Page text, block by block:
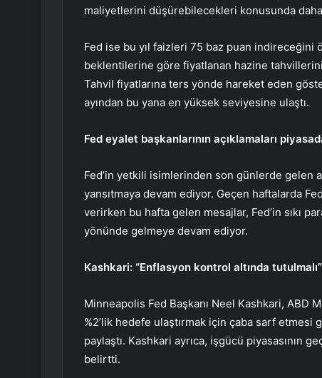
maliyetlerini düşürebilecekleri konusunda
Fed ise bu yıl faizleri 75 baz puan
beklentilerine göre fiyatlanan hazine
Tahvil fiyatlarına ters yönde hareket eden
ayından bu yana en yüksek seviyesine ulaştı.
Fed eyalet başkanlarının açıklamaları
Fed’in yetkili isimlerinden son günlerde gelen
yansıtmaya devam ediyor. Geçen haftalarda
verirken bu hafta gelen mesajlar, Fed’in sıkı
yönünde gelmeye devam ediyor.
Kashkari: “Enflasyon kontrol altında tutulmalı”
Minneapolis Fed Başkanı Neel Kashkari, ABD
%2’lik hedefe ulaştırmak için çaba sarf
paylaştı. Kashkari ayrıca, işgücü piyasasının
belirtti.